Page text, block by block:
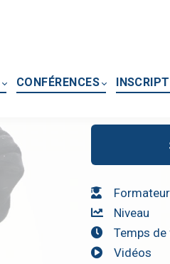
CONFÉRENCES
Formateur
Niveau
Temps
Vidéos